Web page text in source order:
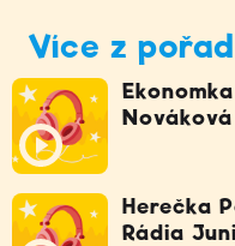
Více z
Herečka
Rádia